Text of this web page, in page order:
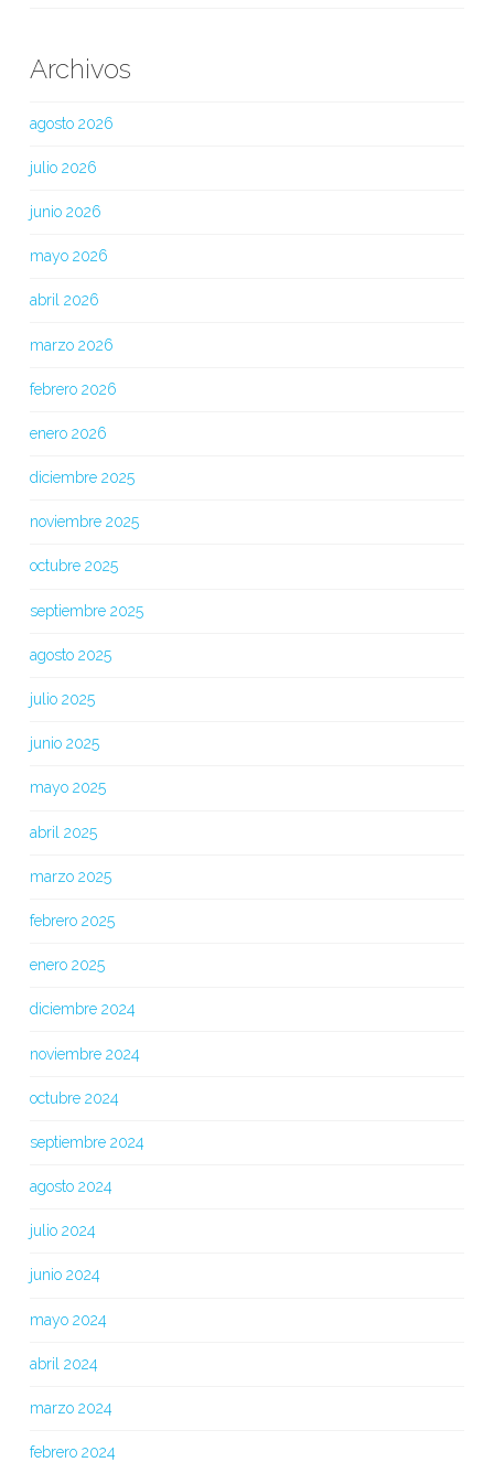
Archivos
agosto 2026
julio 2026
junio 2026
mayo 2026
abril 2026
marzo 2026
febrero 2026
enero 2026
diciembre 2025
noviembre 2025
octubre 2025
septiembre 2025
agosto 2025
julio 2025
junio 2025
mayo 2025
abril 2025
marzo 2025
febrero 2025
enero 2025
diciembre 2024
noviembre 2024
octubre 2024
septiembre 2024
agosto 2024
julio 2024
junio 2024
mayo 2024
abril 2024
marzo 2024
febrero 2024